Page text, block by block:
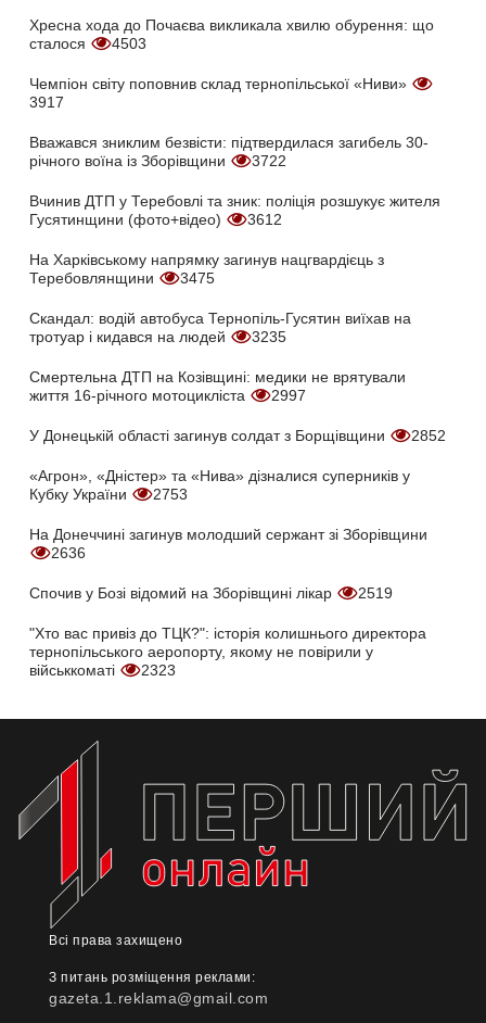
Хресна хода до Почаєва викликала хвилю обурення: що
сталося
4503
Чемпіон світу поповнив склад тернопільської «Ниви»
3917
Вважався зниклим безвісти: підтвердилася загибель 30-
річного воїна із Зборівщини
3722
Вчинив ДТП у Теребовлі та зник: поліція розшукує жителя
Гусятинщини (фото+відео)
3612
На Харківському напрямку загинув нацгвардієць з
Теребовлянщини
3475
Скандал: водій автобуса Тернопіль-Гусятин виїхав на
тротуар і кидався на людей
3235
Смертельна ДТП на Козівщині: медики не врятували
життя 16-річного мотоцикліста
2997
У Донецькій області загинув солдат з Борщівщини 2852
«Агрон», «Дністер» та «Нива» дізналися суперників у
Кубку України
2753
На Донеччині загинув молодший сержант зі Зборівщини
2636
Спочив у Бозі відомий на Зборівщині лікар 2519
"Хто вас привіз до ТЦК?": історія колишнього директора
тернопільського аеропорту, якому не повірили у
військкоматі
2323
Всі права захищено
З питань розміщення реклами:
gazeta.1.reklama@gmail.com